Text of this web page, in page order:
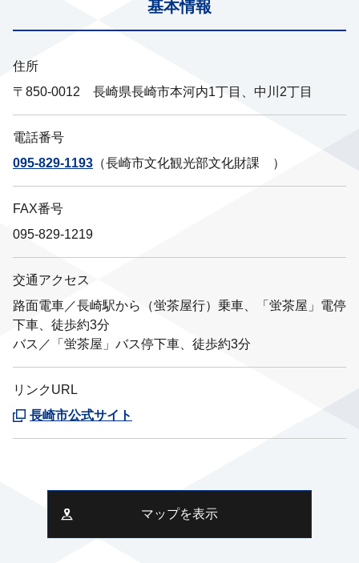
基本情報
住所
〒850-0012 長崎県長崎市本河内1丁目、中川2丁目
電話番号
095-829-1193 （長崎市文化観光部文化財課 ）
FAX番号
095-829-1219
交通アクセス
路面電車／長崎駅から（蛍茶屋行）乗車、「蛍茶屋」電停
下車、徒歩約3分
バス／「蛍茶屋」バス停下車、徒歩約3分
リンクURL
長崎市公式サイト
マップを表示